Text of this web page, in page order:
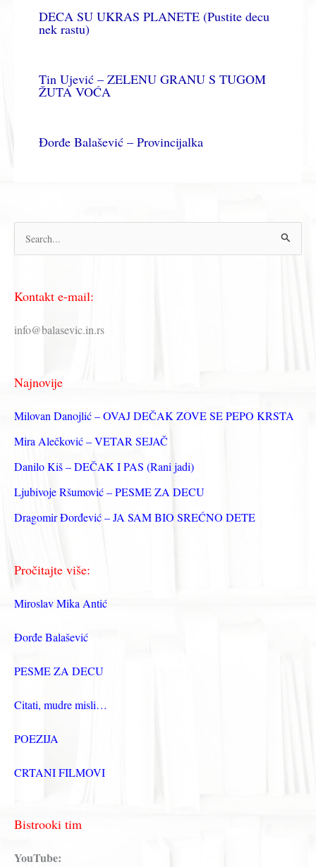
DECA SU UKRAS PLANETE (Pustite decu
nek rastu)
Tin Ujević – ZELENU GRANU S TUGOM
ŽUTA VOĆA
Đorđe Balašević – Provincijalka
р
т
а
з
а
Kontakt e-mail:
info@balasevic.in.rs
Najnovije
Milovan Danojlić – OVAJ DEČAK ZOVE SE PEPO KRSTA
Mira Alečković – VETAR SEJAČ
Danilo Kiš – DEČAK I PAS (Rani jadi)
Ljubivoje Ršumović – PESME ZA DECU
Dragomir Đorđević – JA SAM BIO SREĆNO DETE
Pročitajte više:
Miroslav Mika Antić
Đorđe Balašević
PESME ZA DECU
Citati, mudre misli…
POEZIJA
CRTANI FILMOVI
Bistrooki tim
YouTube: